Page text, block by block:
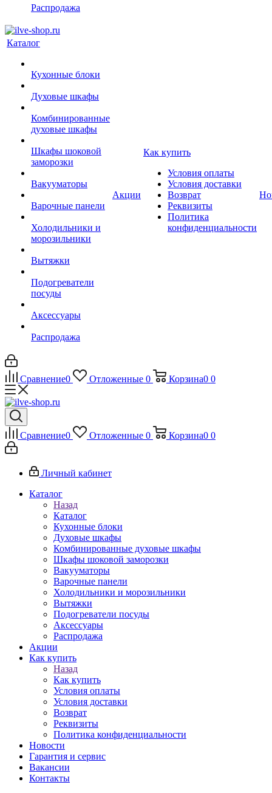
Распродажа
Каталог
Кухонные блоки
Духовые шкафы
Комбинированные
духовые шкафы
Шкафы шоковой
заморозки
Вакууматоры
Варочные панели
Холодильники и
морозильники
Вытяжки
Подогреватели
посуды
Аксессуары
Распродажа
Акции
Как купить
Условия оплаты
Условия доставки
Возврат
Реквизиты
Политика
конфиденциальности
Сравнение0 Отложенные 0 Корзина0 0
Сравнение0 Отложенные 0 Корзина0 0
Личный кабинет
Каталог
Назад
Каталог
Кухонные блоки
Духовые шкафы
Комбинированные духовые шкафы
Шкафы шоковой заморозки
Вакууматоры
Варочные панели
Холодильники и морозильники
Вытяжки
Подогреватели посуды
Аксессуары
Распродажа
Акции
Как купить
Назад
Как купить
Условия оплаты
Условия доставки
Возврат
Реквизиты
Политика конфиденциальности
Новости
Гарантия и сервис
Вакансии
Контакты